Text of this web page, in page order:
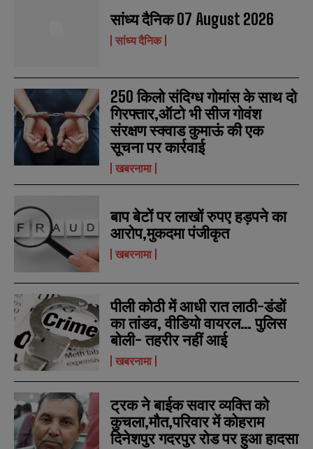
e
*
E
m
i
l
*
N
u
m
b
e
r
SUBMIT
e
*
E
m
i
l
*
N
u
m
b
e
r
SUBMIT
सांध्य दैनिक 07 August 2026
सांध्य दैनिक
250 किलो संदिग्ध गोमांस के साथ दो
गिरफ्तार,ऑटो भी सीज गोवंश
संरक्षण स्क्वाड कुमाऊं की एक
सूचना पर कार्रवाई
खबरनामा
बाप बेटों पर लाखों रुपए हड़पने का
आरोप,मुकदमा पंजीकृत
खबरनामा
पीली कोठी में आधी रात लाठी-डंडों
का तांडव, वीडियो वायरल… पुलिस
बोली- तहरीर नहीं आई
खबरनामा
ट्रक ने बाईक सवार व्यक्ति को
कुचला,मौत,परिवार में कोहराम
दिनेशपुर गदरपुर रोड पर हुआ हादसा